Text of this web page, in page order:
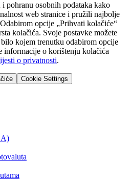
pohranu osobnih podataka kako
web stranice i pružili najbolje
opcije „Prihvati kolačiće“
kolačića. Svoje postavke možete
kojem trenutku odabirom opcije
informacije o korištenju kolačića
o privatnosti.
Cookie Settings